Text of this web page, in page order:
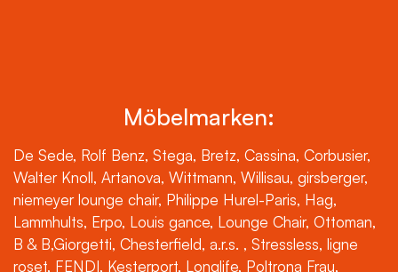
Möbelmarken:
De Sede, Rolf Benz, Stega, Bretz, Cassina, Corbusier,
Walter Knoll, Artanova, Wittmann, Willisau, girsberger,
niemeyer lounge chair, Philippe Hurel-Paris, Hag,
Lammhults, Erpo, Louis gance, Lounge Chair, Ottoman,
B & B,Giorgetti, Chesterfield, a.r.s. , Stressless, ligne
roset, FENDI, Kesterport, Longlife, Poltrona Frau,